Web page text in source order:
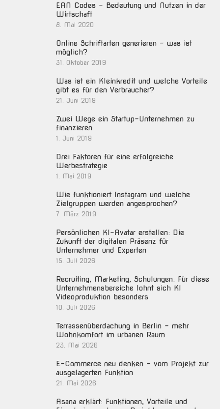
EAN Codes – Bedeutung und Nutzen in der
Wirtschaft
8. Mai 2020
Online Schriftarten generieren – was ist
möglich?
31. Oktober 2019
Was ist ein Kleinkredit und welche Vorteile
gibt es für den Verbraucher?
21. Juni 2019
Zwei Wege ein Startup-Unternehmen zu
finanzieren
1. Juni 2019
Drei Faktoren für eine erfolgreiche
Werbestrategie
1. Mai 2019
Wie funktioniert Instagram und welche
Zielgruppen werden angesprochen?
7. März 2019
Persönlichen KI-Avatar erstellen: Die
Zukunft der digitalen Präsenz für
Unternehmer und Experten
15. Juli 2026
Recruiting, Marketing, Schulungen: Für diese
Unternehmensbereiche lohnt sich KI
Videoproduktion besonders
10. Juli 2026
Terrassenüberdachung in Berlin – mehr
Wohnkomfort im urbanen Raum
23. Mai 2026
E-Commerce neu denken – vom Projekt zur
ausgelagerten Funktion
21. Mai 2026
Asana erklärt: Funktionen, Vorteile und